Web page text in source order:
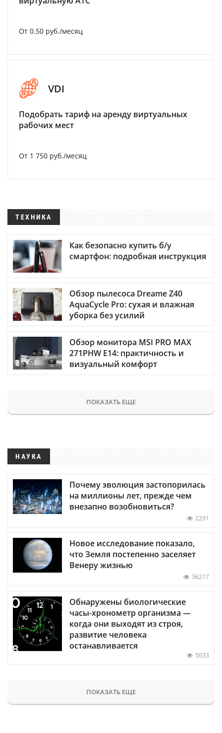
От 0.50 руб./месяц
VDI
Подобрать тариф на аренду виртуальных
рабочих мест
От 1 750 руб./месяц
ТЕХНИКА
Как безопасно купить б/у
смартфон: подробная инструкция
Обзор пылесоса Dreame Z40
AquaCycle Pro: сухая и влажная
уборка без усилий
Обзор монитора MSI PRO MAX
271PHW E14: практичность и
визуальный комфорт
ПОКАЗАТЬ ЕЩЕ
НАУКА
Почему эволюция застопорилась
на миллионы лет, прежде чем
внезапно возобновиться?
2291
Новое исследование показало,
что Земля постепенно заселяет
Венеру жизнью
36217
Обнаружены биологические
часы-хронометр организма —
когда они выходят из строя,
развитие человека
останавливается
5033
ПОКАЗАТЬ ЕЩЕ